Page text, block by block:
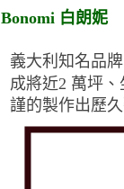
Bonomi 白朗妮
義大利知名品
成將近2 萬坪
謹的製作出歷